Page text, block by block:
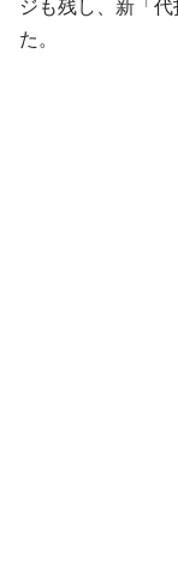
ジも残し、新「
た。